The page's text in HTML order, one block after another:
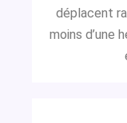
déplacent
moins d’une